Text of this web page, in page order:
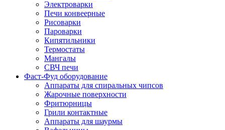
Электроварки
Печи конвеерные
Рисоварки
Пароварки
Кипятильники
Термостаты
Мангалы
СВЧ печи
Фаст-Фуд оборудование
Аппараты для спиральных чипсов
Жарочные поверхности
Фритюрницы
Грили контактные
Аппараты для шаурмы